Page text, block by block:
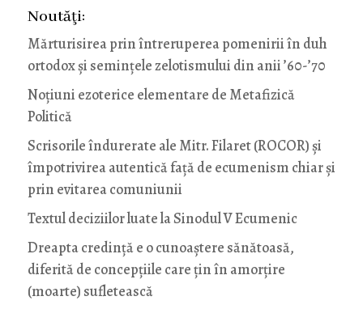
Noutăţi:
Mărturisirea prin întreruperea pomenirii în duh
ortodox și semințele zelotismului din anii ’60-’70
Noţiuni ezoterice elementare de Metafizică
Politică
Scrisorile îndurerate ale Mitr. Filaret (ROCOR) și
împotrivirea autentică față de ecumenism chiar și
prin evitarea comuniunii
Textul deciziilor luate la Sinodul V Ecumenic
Dreapta credință e o cunoaștere sănătoasă,
diferită de concepțiile care țin în amorțire
(moarte) sufletească